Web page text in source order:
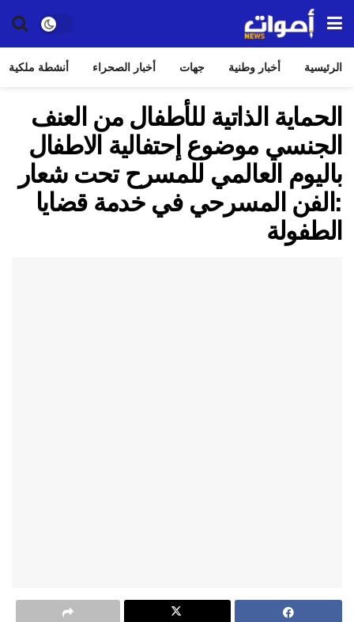
الرئيسية أخبار وطنية جهات أخبار الصحراء أنشطة ملكية
الحماية الذاتية للأطفال من العنف
الجنسي موضوع إحتفالية الاطفال
باليوم العالمي للمسرح تحت شعار
:الفن المسرحي في خدمة قضايا
الطفولة